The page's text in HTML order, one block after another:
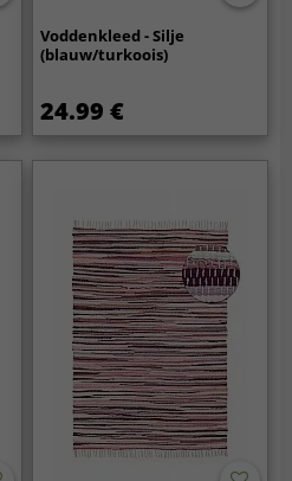
Voddenkleed - Silje
(blauw/turkoois)
24.99 €